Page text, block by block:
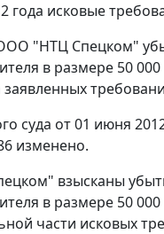
года исковые
"НТЦ Спецком"
в размере 50
суда от 01 июня
изменено.
взысканы
в размере 50
части исковых